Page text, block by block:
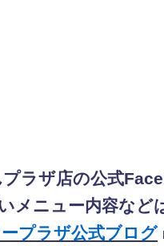
ラザ店の公式
メニュー内容など
プラザ公式ブログ